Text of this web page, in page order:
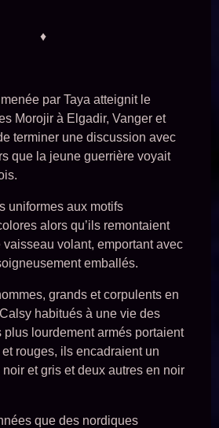
♦
par Taya atteignit le
Morojir à Elgadir, Vanger et
terminer une discussion avec
que la jeune guerrière voyait
uniformes aux motifs
alors qu’ils remontaient
volant, emportant avec
emballés.
grands et corpulents en
habitués à une vie des
plus lourdement armés portaient
rouges, ils encadraient un
et gris et deux autres en noir
que des nordiques